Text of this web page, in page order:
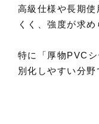
高級仕様や長期
くく、強度が求
特に「厚物PVC
別化しやすい分野